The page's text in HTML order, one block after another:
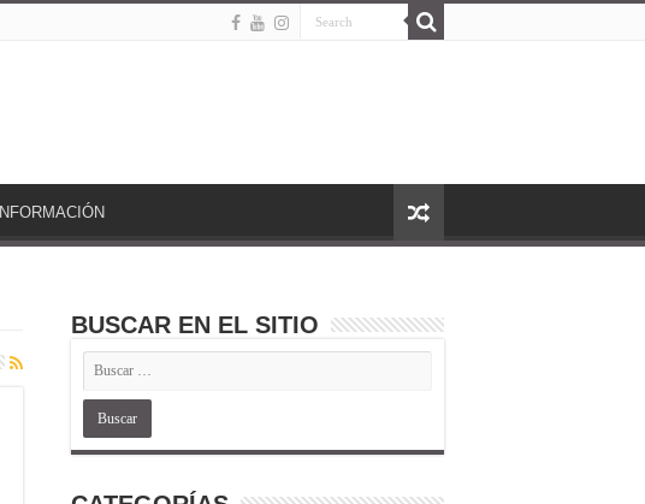
INFORMACIÓN
BUSCAR EN EL SITIO